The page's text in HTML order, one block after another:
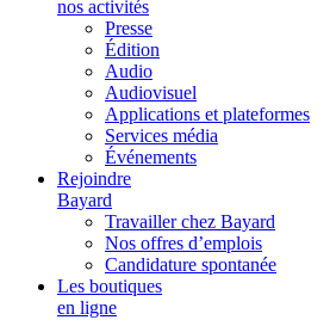
nos activités
Presse
Édition
Audio
Audiovisuel
Applications et plateformes
Services média
Événements
Rejoindre
Bayard
Travailler chez Bayard
Nos offres d’emplois
Candidature spontanée
Les boutiques
en ligne